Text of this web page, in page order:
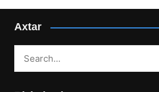
Axtar